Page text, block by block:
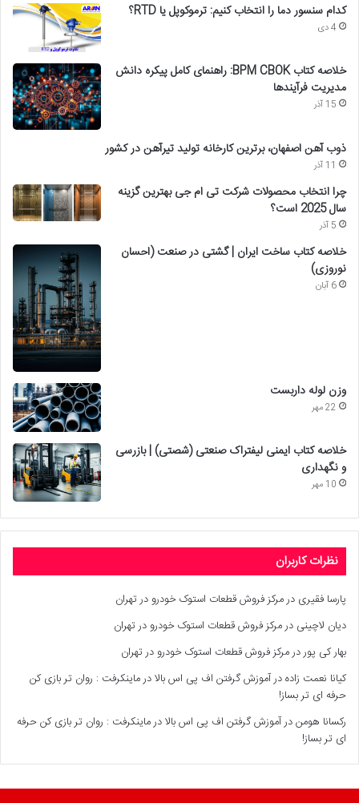
کدام سنسور دما را انتخاب کنیم: ترموکوپل یا RTD؟
4 دی
خلاصه کتاب BPM CBOK: راهنمای کامل پیکره دانش
مدیریت فرآیندها
15 آذر
ذوب آهن اصفهان، برترین کارخانه تولید تیرآهن در کشور
11 آذر
چرا انتخاب محصولات شرکت تی ام جی بهترین گزینه
سال 2025 است؟
5 آذر
خلاصه کتاب ساخت ایران | گشتی در صنعت (احسان
نوروزی)
6 آبان
وزن لوله داربست
22 مهر
خلاصه کتاب ایمنی لیفتراک صنعتی (شصتی) | بازرسی
و نگهداری
10 مهر
نظرات کاربران
پارسا فقیری درمرکز فروش قطعات استوک خودرو در تهران
دیان لاچینی درمرکز فروش قطعات استوک خودرو در تهران
بهار کی پوردرمرکز فروش قطعات استوک خودرو در تهران
کیانا نعمت زادهدرآموزش گرفتن اف پی اس بالا در ماینکرفت : روان تر بازی کن
حرفه ای تر بساز!
رکسانا هومندرآموزش گرفتن اف پی اس بالا در ماینکرفت : روان تر بازی کن حرفه
ای تر بساز!